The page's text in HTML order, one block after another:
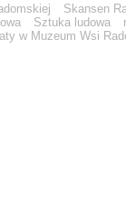
Skansen
Sztuka ludowa
w Muzeum Wsi